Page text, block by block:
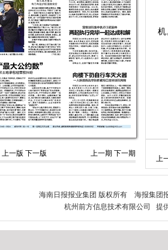
上一版 下一版 上一期 下一期
机
上